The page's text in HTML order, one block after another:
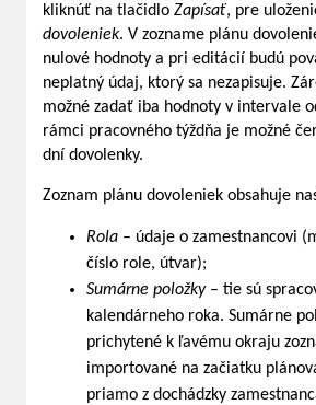
kliknúť na tlačidlo Zapísať, pre
dovoleniek. V zozname plánu
nulové hodnoty a pri editácií budú
neplatný údaj, ktorý sa nezapisuje.
možné zadať iba hodnoty v intervale
rámci pracovného týždňa je možné
dní dovolenky.
Zoznam plánu dovoleniek obsahuje
Rola – údaje o zamestnancovi
číslo role, útvar);
Sumárne položky– tie sú
kalendárneho roka. Sumárne
prichytené k ľavému okraju
importované na začiatku
priamo z dochádzky